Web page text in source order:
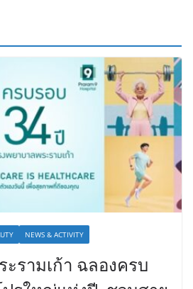
NEWS & ACTIVITY
รามเก้า ฉลองครบ